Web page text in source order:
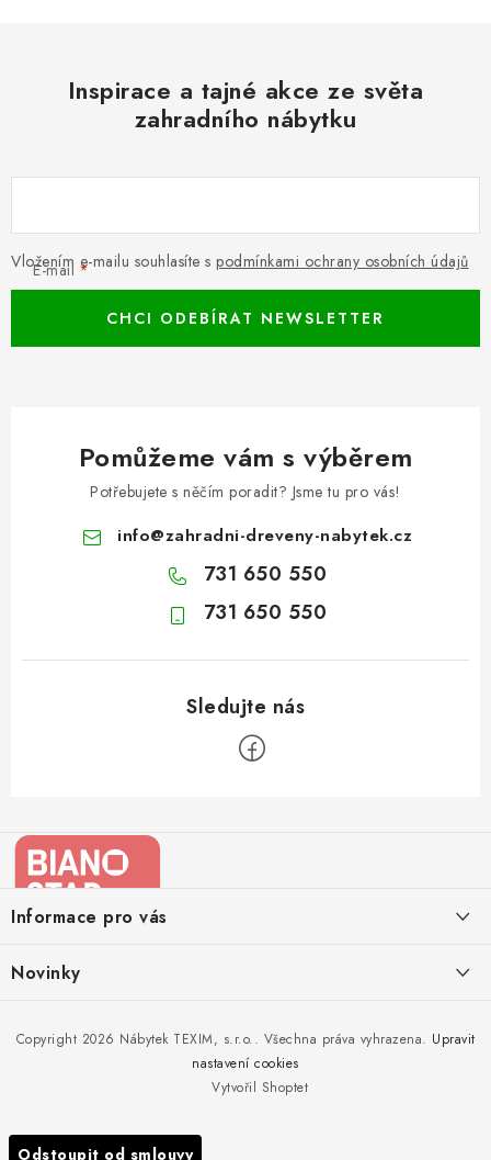
Inspirace a tajné akce ze světa
zahradního nábytku
E-mail
Vložením e-mailu souhlasíte s podmínkami ochrany osobních údajů
CHCI ODEBÍRAT NEWSLETTER
Pomůžeme vám s výběrem
Potřebujete s něčím poradit? Jsme tu pro vás!
info@zahradni-dreveny-nabytek.cz
731 650 550
731 650 550
aInformace pro vás
Kontakty
Doprava nábytku k Vám
Novinky
to!
Nakupujte zahradní nábytek i v zimě
Podzimní očista a úklid zahradního nábytku
Vytvořil Shoptet
Copyright 2026 Nábytek TEXIM, s.r.o.. Všechna práva vyhrazena. Upravit
nastavení cookies
Odstoupit od smlouvy